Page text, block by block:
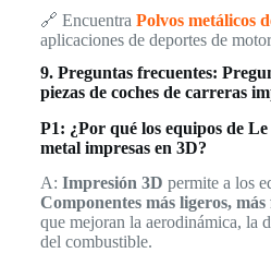
🔗 Encuentra Polvos metálicos
aplicaciones de deportes de
9. Preguntas frecuentes:
piezas de coches de carreras
P1: ¿Por qué los equipos de
metal impresas en 3D?
A: Impresión 3D permite a los
Componentes más ligeros,
que mejoran la aerodinámica, la
del combustible.